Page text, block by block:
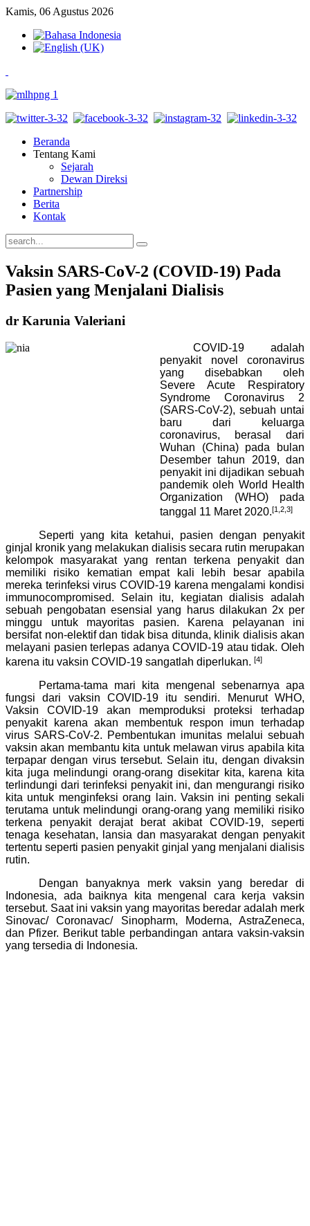
Kamis, 06 Agustus 2026
Beranda
Tentang Kami
Sejarah
Dewan Direksi
Partnership
Berita
Kontak
Vaksin SARS-CoV-2 (COVID-19) Pada
Pasien yang Menjalani Dialisis
dr Karunia Valeriani
COVID-19 adalah
penyakit novel coronavirus
yang disebabkan oleh
Severe Acute Respiratory
Syndrome Coronavirus 2
(SARS-CoV-2), sebuah untai
baru dari keluarga
coronavirus, berasal dari
Wuhan (China) pada bulan
Desember tahun 2019, dan
penyakit ini dijadikan sebuah
pandemik oleh World Health
Organization (WHO) pada
tanggal 11 Maret 2020.[1,2,3]
Seperti yang kita ketahui, pasien dengan penyakit
ginjal kronik yang melakukan dialisis secara rutin merupakan
kelompok masyarakat yang rentan terkena penyakit dan
memiliki risiko kematian empat kali lebih besar apabila
mereka terinfeksi virus COVID-19 karena mengalami kondisi
immunocompromised. Selain itu, kegiatan dialisis adalah
sebuah pengobatan esensial yang harus dilakukan 2x per
minggu untuk mayoritas pasien. Karena pelayanan ini
bersifat non-elektif dan tidak bisa ditunda, klinik dialisis akan
melayani pasien terlepas adanya COVID-19 atau tidak. Oleh
karena itu vaksin COVID-19 sangatlah diperlukan. [4]
Pertama-tama mari kita mengenal sebenarnya apa
fungsi dari vaksin COVID-19 itu sendiri. Menurut WHO,
Vaksin COVID-19 akan memproduksi proteksi terhadap
penyakit karena akan membentuk respon imun terhadap
virus SARS-CoV-2. Pembentukan imunitas melalui sebuah
vaksin akan membantu kita untuk melawan virus apabila kita
terpapar dengan virus tersebut. Selain itu, dengan divaksin
kita juga melindungi orang-orang disekitar kita, karena kita
terlindungi dari terinfeksi penyakit ini, dan mengurangi risiko
kita untuk menginfeksi orang lain. Vaksin ini penting sekali
terutama untuk melindungi orang-orang yang memiliki risiko
terkena penyakit derajat berat akibat COVID-19, seperti
tenaga kesehatan, lansia dan masyarakat dengan penyakit
tertentu seperti pasien penyakit ginjal yang menjalani dialisis
rutin.
Dengan banyaknya merk vaksin yang beredar di
Indonesia, ada baiknya kita mengenal cara kerja vaksin
tersebut. Saat ini vaksin yang mayoritas beredar adalah merk
Sinovac/ Coronavac/ Sinopharm, Moderna, AstraZeneca,
dan Pfizer. Berikut table perbandingan antara vaksin-vaksin
yang tersedia di Indonesia.